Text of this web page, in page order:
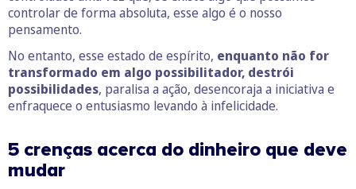
controlar de forma absoluta, esse algo é o nosso
pensamento.
No entanto, esse estado de espírito, enquanto não for
transformado em algo possibilitador, destrói
possibilidades, paralisa a ação, desencoraja a iniciativa e
enfraquece o entusiasmo levando à infelicidade.
5 crenças acerca do dinheiro que deve
mudar